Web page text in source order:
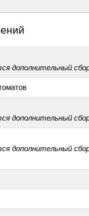
дополнительный
дополнительный
дополнительный